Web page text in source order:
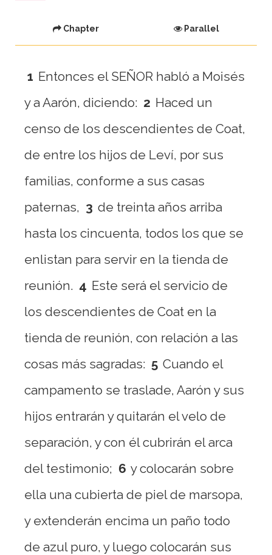
Chapter Parallel
1 Entonces el SEÑOR habló a Moisés
y a Aarón, diciendo: 2 Haced un
censo de los descendientes de Coat,
de entre los hijos de Leví, por sus
familias, conforme a sus casas
paternas, 3 de treinta años arriba
hasta los cincuenta, todos los que se
enlistan para servir en la tienda de
reunión. 4 Este será el servicio de
los descendientes de Coat en la
tienda de reunión, con relación a las
cosas más sagradas: 5 Cuando el
campamento se traslade, Aarón y sus
hijos entrarán y quitarán el velo de
separación, y con él cubrirán el arca
del testimonio; 6 y colocarán sobre
ella una cubierta de piel de marsopa,
y extenderán encima un paño todo
de azul puro, y luego colocarán sus